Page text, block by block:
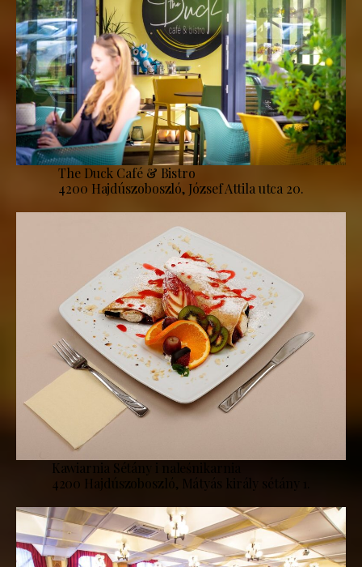
The Duck Café & Bistro
4200 Hajdúszoboszló, József Attila utca 20.
Kawiarnia Sétány i naleśnikarnia
4200 Hajdúszoboszló, Mátyás király sétány 1.